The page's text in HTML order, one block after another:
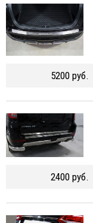
5200 руб.
2400 руб.